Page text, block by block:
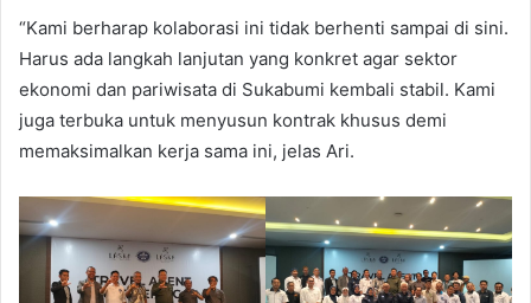
“Kami berharap kolaborasi ini tidak berhenti sampai di sini.
Harus ada langkah lanjutan yang konkret agar sektor
ekonomi dan pariwisata di Sukabumi kembali stabil. Kami
juga terbuka untuk menyusun kontrak khusus demi
memaksimalkan kerja sama ini, jelas Ari.